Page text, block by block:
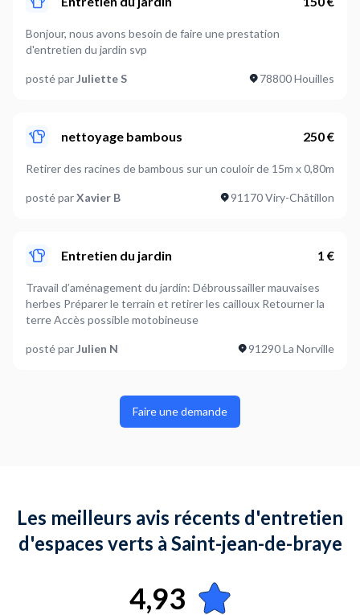
Bonjour, nous avons besoin de faire une prestation
d'entretien du jardin svp
posté parJuliette S 78800 Houilles
nettoyage bambous 250 €
Retirer des racines de bambous sur un couloir de 15m x 0,80m
posté parXavier B 91170 Viry-Châtillon
Entretien du jardin 1 €
Travail d’aménagement du jardin: Débroussailler mauvaises
herbes Préparer le terrain et retirer les cailloux Retourner la
terre Accès possible motobineuse
posté parJulien N 91290 La Norville
Faire une demande
Les meilleurs avis récents d'entretien
d'espaces verts à Saint-jean-de-braye
4,93